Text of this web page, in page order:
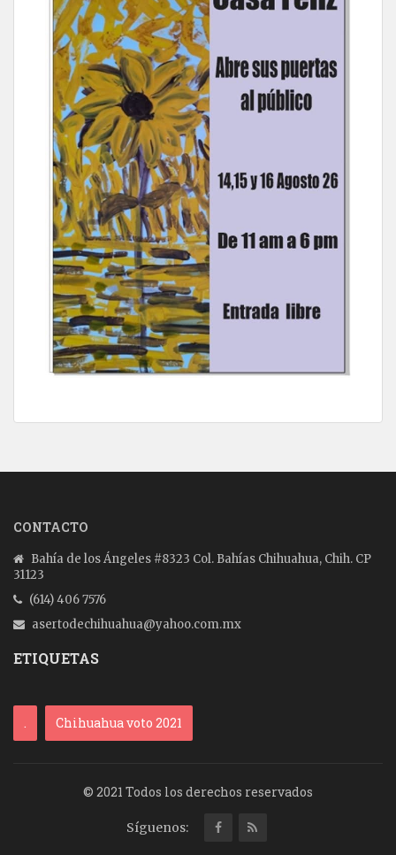
CONTACTO
Bahía de los Ángeles #8323 Col. Bahías Chihuahua, Chih. CP
31123
(614) 406 7576
asertodechihuahua@yahoo.com.mx
ETIQUETAS
. Chihuahua voto 2021
© 2021 Todos los derechos reservados
Síguenos: